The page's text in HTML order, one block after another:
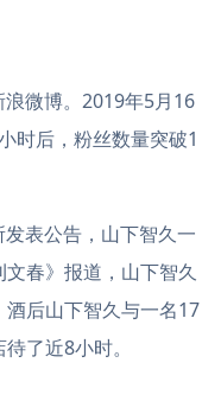
微博。2019年5月16
时后，粉丝数量突破1
表公告，山下智久一
春》报道，山下智久
后山下智久与一名17
了近8小时。